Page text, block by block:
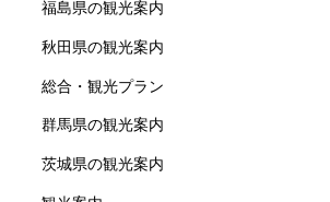
福島県の観光案内
秋田県の観光案内
総合・観光プラン
群馬県の観光案内
茨城県の観光案内